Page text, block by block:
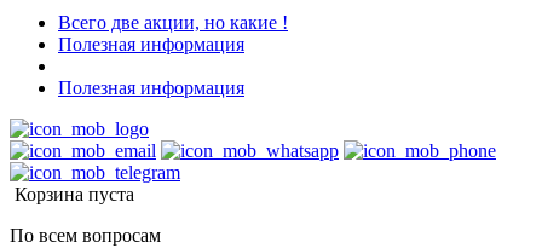
Всего две акции, но какие !
Полезная информация
Полезная информация
Корзина пуста
По всем вопросам